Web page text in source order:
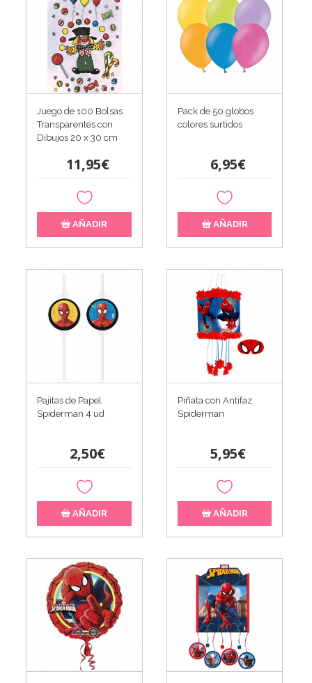
Juego de 100 Bolsas
Transparentes con
Dibujos 20 x 30 cm
11,95€
AÑADIR
Pack de 50 globos
colores surtidos
6,95€
AÑADIR
Pajitas de Papel
Spiderman 4 ud
2,50€
AÑADIR
Piñata con Antifaz
Spiderman
5,95€
AÑADIR